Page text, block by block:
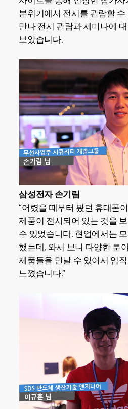
분위기에서 전시를 관람할
만나 전시 관람과 세미나에
보았습니다.
삼성전자 손기림
“어렸을 때부터 봤던 휴대폰
제품이 전시되어 있는 것을
수 있었습니다. 현업에서는
했는데, 와서 보니 다양한 분
제품들을 만날 수 있어서 임
느꼈습니다.”